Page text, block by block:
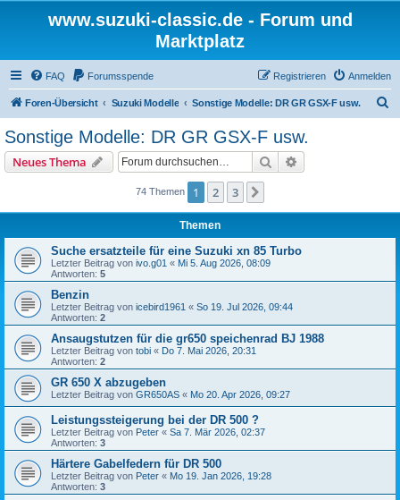
www.suzuki-classic.de - Forum und
Marktplatz
FAQ Forumsspende Anmelden
Registrieren
Foren-Übersicht Suzuki Modelle Sonstige Modelle: DR GR GSX-F usw.
Sonstige Modelle: DR GR GSX-F usw.
Neues Thema Suche
74 Themen 1 2 3
Themen
Suche ersatzteile für eine Suzuki xn 85 Turbo
Letzter Beitrag von ivo.g01 « Mi 5. Aug 2026, 08:09
Antworten: 5
Benzin
Letzter Beitrag von icebird1961 « So 19. Jul 2026, 09:44
Antworten: 2
Ansaugstutzen für die gr650 speichenrad BJ 1988
Letzter Beitrag von tobi « Do 7. Mai 2026, 20:31
Antworten: 2
GR 650 X abzugeben
Letzter Beitrag von GR650AS « Mo 20. Apr 2026, 09:27
Leistungssteigerung bei der DR 500 ?
Letzter Beitrag von Peter « Sa 7. Mär 2026, 02:37
Antworten: 3
Härtere Gabelfedern für DR 500
Letzter Beitrag von Peter « Mo 19. Jan 2026, 19:28
Antworten: 3